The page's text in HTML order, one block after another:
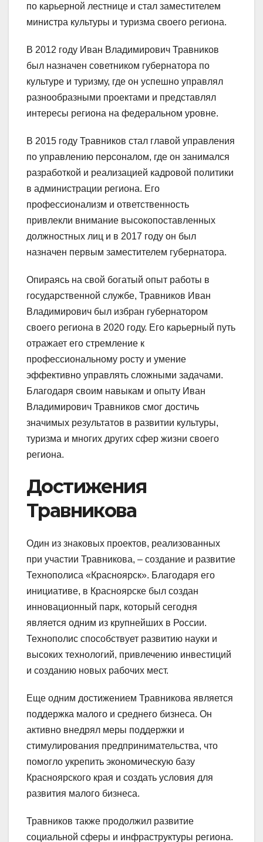
по карьерной лестнице и стал заместителем
министра культуры и туризма своего региона.
В 2012 году Иван Владимирович Травников
был назначен советником губернатора по
культуре и туризму, где он успешно управлял
разнообразными проектами и представлял
интересы региона на федеральном уровне.
В 2015 году Травников стал главой управления
по управлению персоналом, где он занимался
разработкой и реализацией кадровой политики
в администрации региона. Его
профессионализм и ответственность
привлекли внимание высокопоставленных
должностных лиц и в 2017 году он был
назначен первым заместителем губернатора.
Опираясь на свой богатый опыт работы в
государственной службе, Травников Иван
Владимирович был избран губернатором
своего региона в 2020 году. Его карьерный путь
отражает его стремление к
профессиональному росту и умение
эффективно управлять сложными задачами.
Благодаря своим навыкам и опыту Иван
Владимирович Травников смог достичь
значимых результатов в развитии культуры,
туризма и многих других сфер жизни своего
региона.
Достижения
Травникова
Один из знаковых проектов, реализованных
при участии Травникова, – создание и развитие
Технополиса «Красноярск». Благодаря его
инициативе, в Красноярске был создан
инновационный парк, который сегодня
является одним из крупнейших в России.
Технополис способствует развитию науки и
высоких технологий, привлечению инвестиций
и созданию новых рабочих мест.
Еще одним достижением Травникова является
поддержка малого и среднего бизнеса. Он
активно внедрял меры поддержки и
стимулирования предпринимательства, что
помогло укрепить экономическую базу
Красноярского края и создать условия для
развития малого бизнеса.
Травников также продолжил развитие
социальной сферы и инфраструктуры региона.